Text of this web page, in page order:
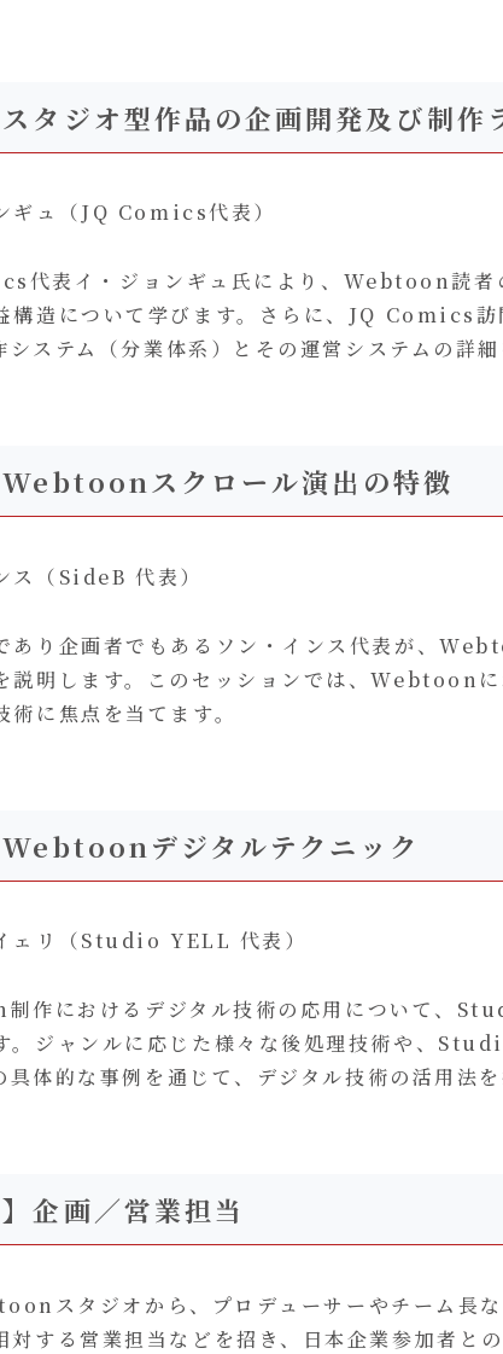
スタジオ型作品の企画開発及び制作
ギュ（JQ Comics代表）
代表イ・ジョンギュ氏により、Webtoon読者
構造について学びます。さらに、JQ Comics訪
ステム（分業体系）とその運営システムの詳細
Webtoonスクロール演出の特徴
ス（SideB 代表）
あり企画者でもあるソン・インス代表が、
説明します。このセッションでは、Webtoon
術に焦点を当てます。
Webtoonデジタルテクニック
ェリ（Studio YELL 代表）
作におけるデジタル技術の応用について、
。ジャンルに応じた様々な後処理技術や、
体的な事例を通じて、デジタル技術の活用法を
】企画／営業担当
スタジオから、プロデューサーやチーム長
対する営業担当などを招き、日本企業参加者との